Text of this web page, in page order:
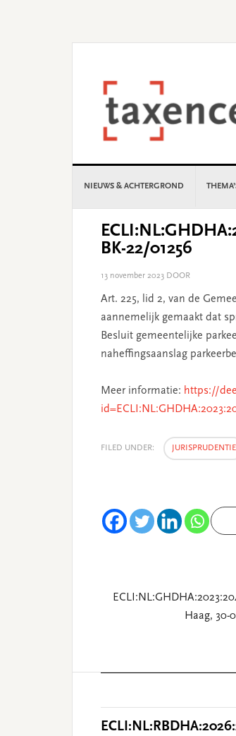
NIEUWS & ACHTERGROND
BK-22/01256
13 november 2023 DOOR
Art. 225, lid 2, van de
aannemelijk gemaakt dat
Besluit gemeentelijke
naheffingsaanslag
Meer informatie: https://
FILED UNDER: JURISPRUDENTIE
Haag, 30-